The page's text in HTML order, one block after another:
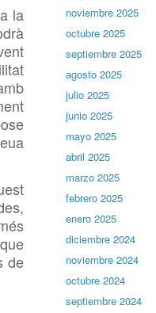
la
de
noviembre 2025
octubre 2025
septiembre 2025
agosto 2025
julio 2025
junio 2025
mayo 2025
abril 2025
marzo 2025
febrero 2025
enero 2025
diciembre 2024
noviembre 2024
octubre 2024
septiembre 2024